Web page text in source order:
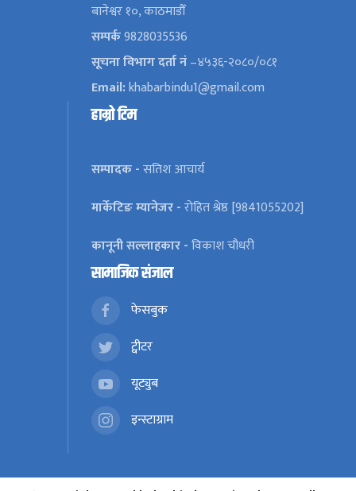
बानेश्वर १०, काठमाडौँ
सम्पर्क9828035536
सूचना विभाग दर्ता नं–४५३६-२०८०/०८१
Email:khabarbindu1@gmail.com
हाम्रो टिम
सम्पादक -सतिश आचार्य
मार्केटिङ म्यानेजर -रोहित श्रेष्ठ [9841055202]
कानूनी सल्लाहकार -विकाश चौधरी
सामाजिक संजाल
फेसबुक
ट्वीटर
यूट्युब
इन्स्टाग्राम